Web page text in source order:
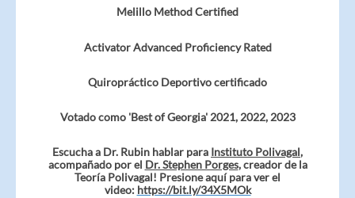
Melillo Method Certified
Activator Advanced Proficiency Rated
Quiropráctico Deportivo certificado
Votado como 'Best of Georgia' 2021, 2022, 2023
Escucha a Dr. Rubin hablar para Instituto Polivagal,
acompañado por el Dr. Stephen Porges, creador de la
Teoría Polivagal! Presione aquí para ver el
video: https://bit.ly/34X5MOk